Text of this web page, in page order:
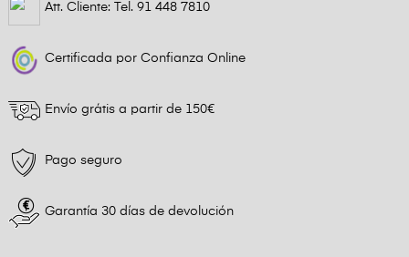
Att. Cliente: Tel. 91 448 7810
Certificada por Confianza Online
Envío grátis a partir de 150€
Pago seguro
Garantía 30 días de devolución